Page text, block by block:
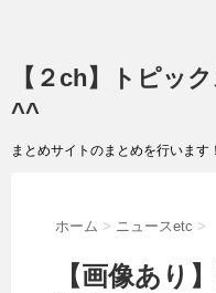
【２ch】トピッ
^^
まとめサイトのまとめを行います！
ホーム > ニュースetc >
【画像あり